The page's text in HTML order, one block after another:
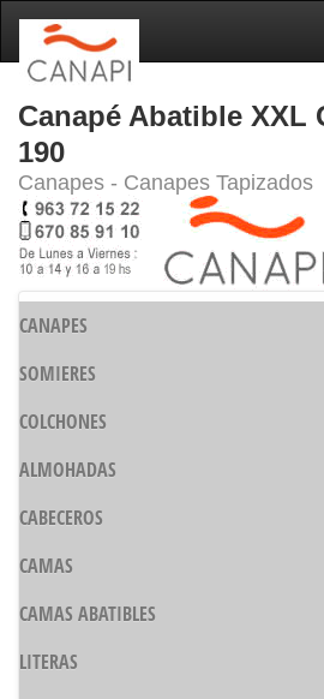
Canapé Abatible XXL
190
Canapes - Canapes Tapizados
CANAPES
SOMIERES
COLCHONES
ALMOHADAS
CABECEROS
CAMAS
CAMAS ABATIBLES
LITERAS